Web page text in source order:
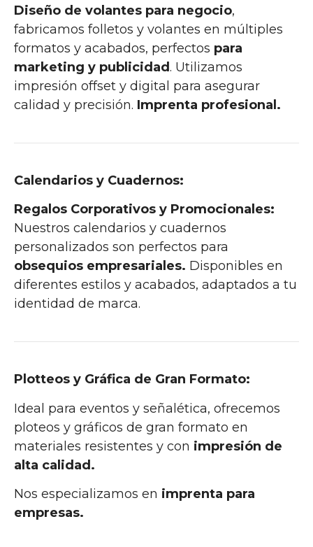
Diseño de volantes para negocio,
fabricamos folletos y volantes en múltiples
formatos y acabados, perfectos para
marketing y publicidad. Utilizamos
impresión offset y digital para asegurar
calidad y precisión. Imprenta profesional.
Calendarios y Cuadernos:
Regalos Corporativos y Promocionales:
Nuestros calendarios y cuadernos
personalizados son perfectos para
obsequios empresariales. Disponibles en
diferentes estilos y acabados, adaptados a tu
identidad de marca.
Plotteos y Gráfica de Gran Formato:
Ideal para eventos y señalética, ofrecemos
ploteos y gráficos de gran formato en
materiales resistentes y con impresión de
alta calidad.
Nos especializamos en imprenta para
empresas.